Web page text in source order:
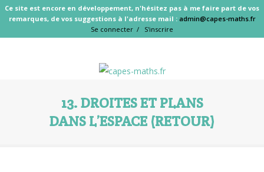
Ce site est encore en développement, n'hésitez pas à me faire part de vos
remarques, de vos suggestions à l'adresse mail : admin@capes-maths.fr
Se connecter / S'inscrire
13. DROITES ET PLANS
DANS L’ESPACE (RETOUR)